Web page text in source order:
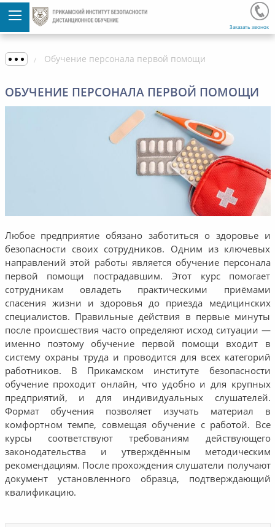
Заказать звонок
Обучение персонала первой помощи
ОБУЧЕНИЕ ПЕРСОНАЛА ПЕРВОЙ ПОМОЩИ
Любое предприятие обязано заботиться о здоровье и
безопасности своих сотрудников. Одним из ключевых
направлений этой работы является обучение персонала
первой помощи пострадавшим. Этот курс помогает
сотрудникам овладеть практическими приёмами
спасения жизни и здоровья до приезда медицинских
специалистов. Правильные действия в первые минуты
после происшествия часто определяют исход ситуации —
именно поэтому обучение первой помощи входит в
систему охраны труда и проводится для всех категорий
работников. В Прикамском институте безопасности
обучение проходит онлайн, что удобно и для крупных
предприятий, и для индивидуальных слушателей.
Формат обучения позволяет изучать материал в
комфортном темпе, совмещая обучение с работой. Все
курсы соответствуют требованиям действующего
законодательства и утверждённым методическим
рекомендациям. После прохождения слушатели получают
документ установленного образца, подтверждающий
квалификацию.